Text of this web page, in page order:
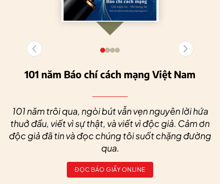
101 năm Báo chí cách mạng Việt Nam
101 năm trôi qua, ngòi bút vẫn vẹn nguyên lời hứa
thuở đầu, viết vì sự thật, và viết vì độc giả. Cảm ơn
độc giả đã tin và đọc chúng tôi suốt chặng đường
qua.
ĐỌC BÁO GIẤY ONLINE